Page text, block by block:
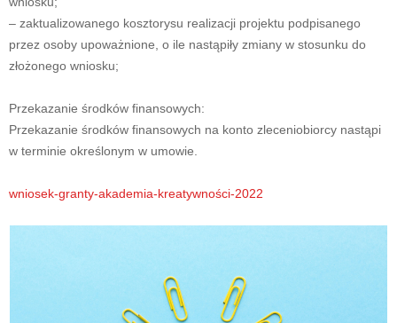
– zaktualizowanego kosztorysu realizacji projektu podpisanego
przez osoby upoważnione, o ile nastąpiły zmiany w stosunku do
złożonego wniosku;
Przekazanie środków finansowych:
Przekazanie środków finansowych na konto zleceniobiorcy nastąpi
w terminie określonym w umowie.
wniosek-granty-akademia-kreatywności-2022